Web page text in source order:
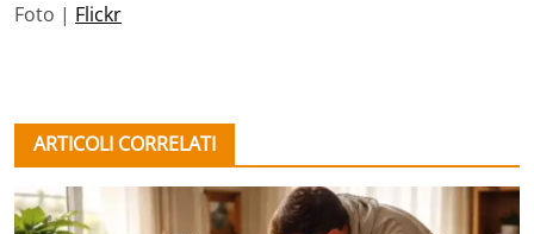
Foto | Flickr
ARTICOLI CORRELATI